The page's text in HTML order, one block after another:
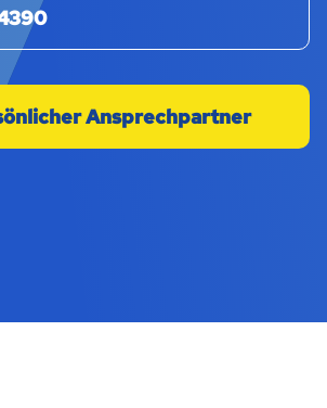
Ansprechpartner